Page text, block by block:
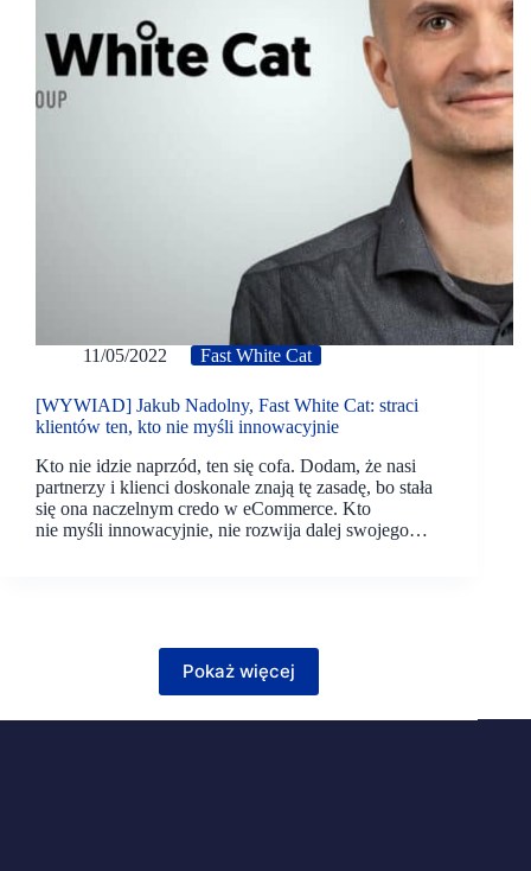
11/05/2022 Fast White Cat
[WYWIAD] Jakub Nadolny, Fast White Cat: straci
klientów ten, kto nie myśli innowacyjnie
Kto nie idzie naprzód, ten się cofa. Dodam, że nasi
partnerzy i klienci doskonale znają tę zasadę, bo stała
się ona naczelnym credo w eCommerce. Kto
nie myśli innowacyjnie, nie rozwija dalej swojego…
Pokaż więcej